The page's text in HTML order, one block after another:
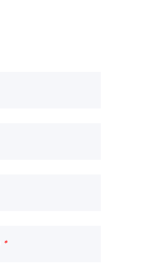
*